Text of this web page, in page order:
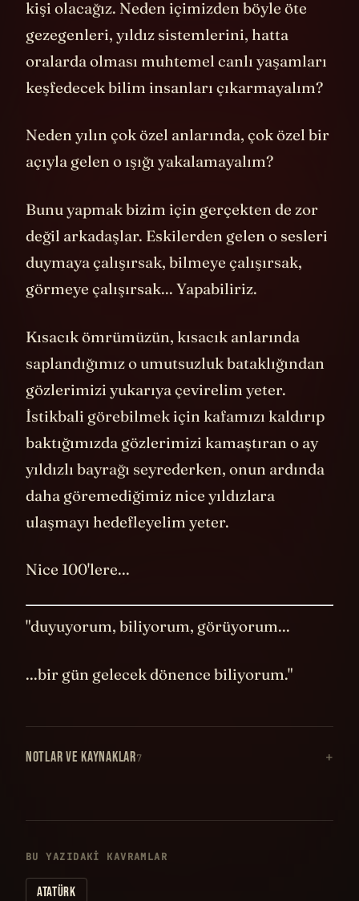
kişi olacağız. Neden içimizden böyle öte
gezegenleri, yıldız sistemlerini, hatta
oralarda olması muhtemel canlı yaşamları
keşfedecek bilim insanları çıkarmayalım?
Neden yılın çok özel anlarında, çok özel bir
açıyla gelen o ışığı yakalamayalım?
Bunu yapmak bizim için gerçekten de zor
değil arkadaşlar. Eskilerden gelen o sesleri
duymaya çalışırsak, bilmeye çalışırsak,
görmeye çalışırsak... Yapabiliriz.
Kısacık ömrümüzün, kısacık anlarında
saplandığımız o umutsuzluk bataklığından
gözlerimizi yukarıya çevirelim yeter.
İstikbali görebilmek için kafamızı kaldırıp
baktığımızda gözlerimizi kamaştıran o ay
yıldızlı bayrağı seyrederken, onun ardında
daha göremediğimiz nice yıldızlara
ulaşmayı hedefleyelim yeter.
Nice 100'lere...
"duyuyorum, biliyorum, görüyorum...
...bir gün gelecek dönence biliyorum."
NOTLAR VE KAYNAKLAR7
BU YAZIDAKI KAVRAMLAR
ATATÜRK